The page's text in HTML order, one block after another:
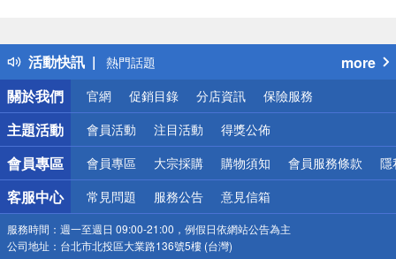
活動快訊
得獎公告
熱門話題
銀行優惠
偏遠地區配送
詐騙網頁！請小心！
more
關於我們
官網 促銷目錄 分店資訊 保險服務
主題活動 會員活動 注目活動 得獎公佈
會員專區 會員專區 大宗採購 購物須知 會員服務條款 隱
客服中心 常見問題 服務公告 意見信箱
服務時間： 週一至週日 09:00-21:00，例假日依網站公告為主
公司地址： 台北市北投區大業路136號5樓 (台灣)